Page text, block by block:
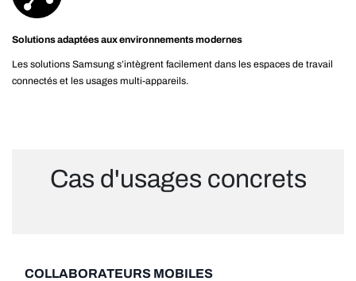
Solutions adaptées aux environnements modernes
Les solutions Samsung s’intègrent facilement dans les espaces de travail
connectés et les usages multi-appareils.
Cas d'usages concrets
COLLABORATEURS MOBILES